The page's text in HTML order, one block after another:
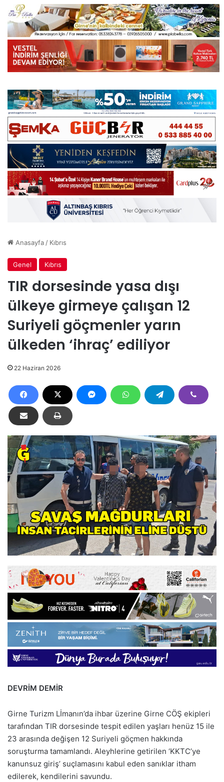
Anasayfa / Kıbrıs
Genel Kıbrıs
TIR dorsesinde yasa dışı
ülkeye girmeye çalışan 12
Suriyeli göçmenler yarın
ülkeden ‘ihraç’ ediliyor
22 Haziran 2026
DEVRİM DEMİR
Girne Turizm Lİmanın’da ihbar üzerine Girne CÖŞ ekipleri
tarafından TIR dorsesinde tespit edilen yaşları henüz 15 ile
23 arasında değişen 12 Suriyeli göçmen hakkında
soruşturma tamamlandı. Aleyhlerine getirilen ‘KKTC’ye
kanunsuz giriş’ suçlamasını kabul eden sanıklar itham
edilerek, kendilerini savundu.